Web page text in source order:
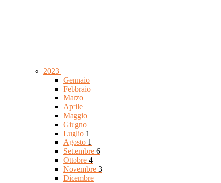
2023
Gennaio
Febbraio
Marzo
Aprile
Maggio
Giugno
Luglio 1
Agosto 1
Settembre 6
Ottobre 4
Novembre 3
Dicembre